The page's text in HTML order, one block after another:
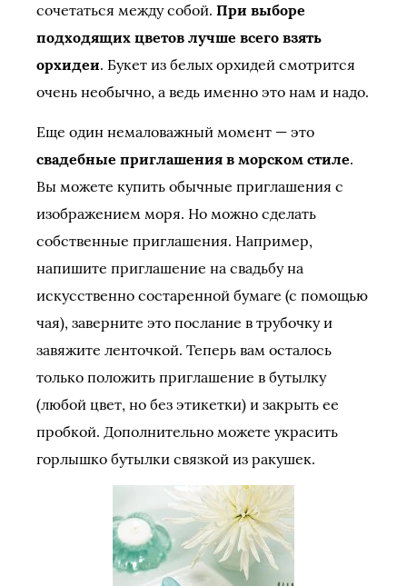
сочетаться между собой. При выборе
подходящих цветов лучше всего взять
орхидеи. Букет из белых орхидей смотрится
очень необычно, а ведь именно это нам и надо.
Еще один немаловажный момент — это
свадебные приглашения в морском стиле.
Вы можете купить обычные приглашения с
изображением моря. Но можно сделать
собственные приглашения. Например,
напишите приглашение на свадьбу на
искусственно состаренной бумаге (с помощью
чая), заверните это послание в трубочку и
завяжите ленточкой. Теперь вам осталось
только положить приглашение в бутылку
(любой цвет, но без этикетки) и закрыть ее
пробкой. Дополнительно можете украсить
горлышко бутылки связкой из ракушек.